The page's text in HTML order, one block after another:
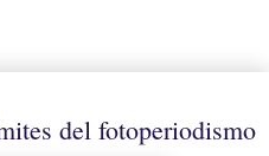
del fotoperiodismo